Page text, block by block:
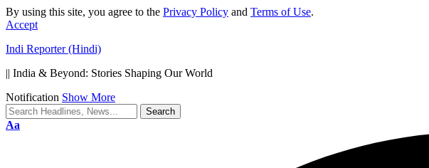
By using this site, you agree to the Privacy Policy and Terms of Use.
Accept
Indi Reporter (Hindi)
|| India & Beyond: Stories Shaping Our World
Notification Show More
Font
Aa